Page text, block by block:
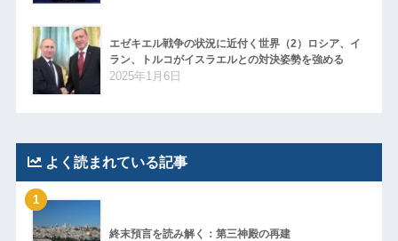
エゼキエル戦争の状況に近付く世界（2）ロシア、イ
ラン、トルコがイスラエルとの対決姿勢を強める
2025年1月6日
よく読まれている記事
1
終末預言を読み解く：第三神殿の再建